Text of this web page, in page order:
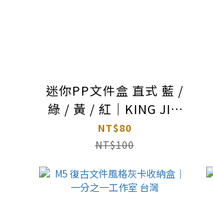
迷你PP文件盒 直式 藍 /
綠 / 黃 / 紅｜KING JIM
日本
NT$80
NT$100